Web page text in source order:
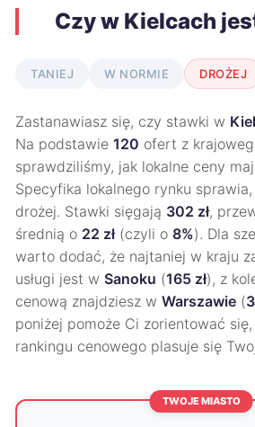
Czy w Kielcach
TANIEJ W NORMIE DROŻEJ
Zastanawiasz się, czy stawki w
Na podstawie 120 ofert z
sprawdziliśmy, jak lokalne ceny
Specyfika lokalnego rynku
drożej. Stawki sięgają 302 zł,
średnią o 22 zł(czyli o 8%). Dla
warto dodać, że najtaniej w kraju
usługi jest w Sanoku (165 zł), z
cenową znajdziesz w Warszawie (
poniżej pomoże Ci zorientować
rankingu cenowego plasuje się
TWOJE MIASTO